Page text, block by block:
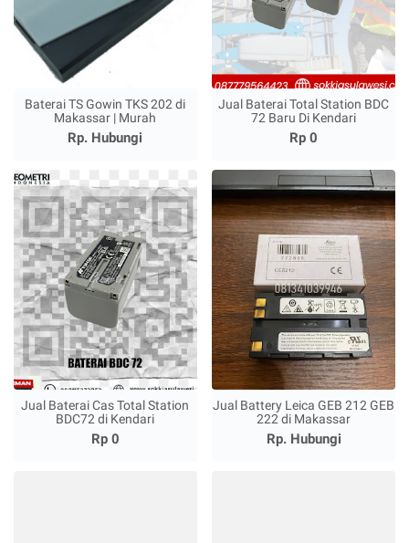
Baterai TS Gowin TKS 202 di
Makassar | Murah
Rp. Hubungi
Jual Baterai Total Station BDC
72 Baru Di Kendari
Rp 0
Jual Baterai Cas Total Station
BDC72 di Kendari
Rp 0
Jual Battery Leica GEB 212 GEB
222 di Makassar
Rp. Hubungi